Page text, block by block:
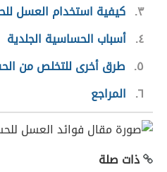
٣ كيفية استخدام العسل
٤ أسباب الحساسية الجلدية
٥ طرق أخرى للتخلص من
٦ المراجع
ذات صلة